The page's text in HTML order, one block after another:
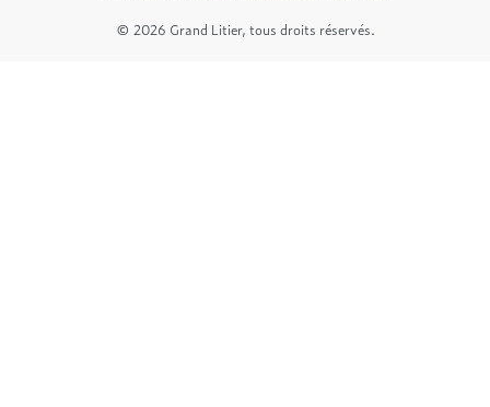
© 2026 Grand Litier, tous droits réservés.